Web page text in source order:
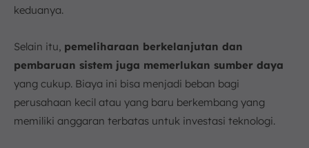
keduanya.
Selain itu, pemeliharaan berkelanjutan dan
pembaruan sistem juga memerlukan sumber daya
yang cukup. Biaya ini bisa menjadi beban bagi
perusahaan kecil atau yang baru berkembang yang
memiliki anggaran terbatas untuk investasi teknologi.